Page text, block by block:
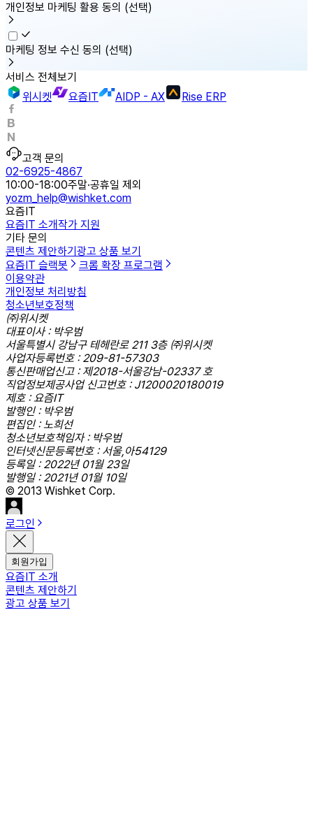
개인정보 마케팅 활용 동의 (선택)
마케팅 정보 수신 동의 (선택)
서비스 전체보기
위시켓
요즘IT AIDP - AX Rise ERP
고객 문의
02-6925-4867
10:00-18:00주말·공휴일 제외
yozm_help@wishket.com
요즘IT
요즘IT 소개작가 지원
기타 문의
콘텐츠 제안하기 광고 상품 보기
요즘IT 슬랙봇
크롬 확장 프로그램
이용약관
개인정보 처리방침
청소년보호정책
㈜위시켓
대표이사 : 박우범
서울특별시 강남구 테헤란로 211 3층 ㈜위시켓
사업자등록번호 : 209-81-57303
통신판매업신고 : 제2018-서울강남-02337 호
직업정보제공사업 신고번호 : J1200020180019
제호 : 요즘IT
발행인 : 박우범
편집인 : 노희선
청소년보호책임자 : 박우범
인터넷신문등록번호 : 서울,아54129
등록일 : 2022년 01월 23일
발행일 : 2021년 01월 10일
© 2013 Wishket Corp.
로그인
회원가입
요즘IT 소개
콘텐츠 제안하기
광고 상품 보기